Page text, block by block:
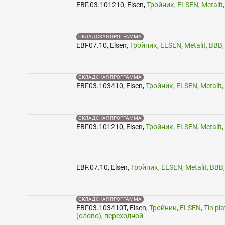
EBF.03.101210, Elsen,Тройник, ELSEN,
СКЛАДСКАЯ ПРОГРАММА
EBF07.10, Elsen,Тройник, ELSEN, Metalit,
СКЛАДСКАЯ ПРОГРАММА
EBF03.103410, Elsen,Тройник, ELSEN,
СКЛАДСКАЯ ПРОГРАММА
EBF03.101210, Elsen,Тройник, ELSEN,
EBF.07.10, Elsen,Тройник, ELSEN, Metalit,
СКЛАДСКАЯ ПРОГРАММА
EBF03.103410T, Elsen,Тройник, ELSEN, Tin
(олово), переходной